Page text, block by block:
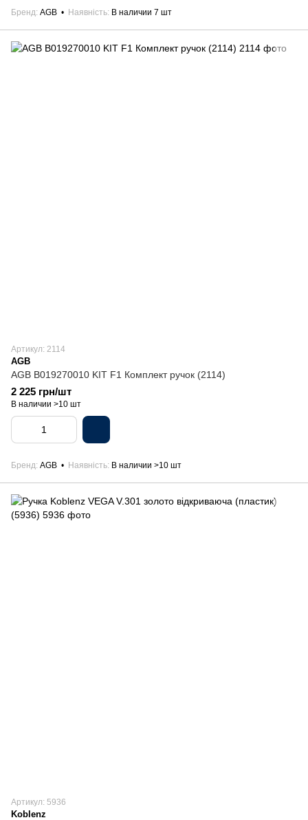
Бренд AGB Наявність В наличии 7 шт
Артикул: 2114
AGB
AGB B019270010 KIT F1 Комплект ручок (2114)
2 225 грн/шт
В наличии >10 шт
Бренд AGB Наявність В наличии >10 шт
Артикул: 5936
Koblenz